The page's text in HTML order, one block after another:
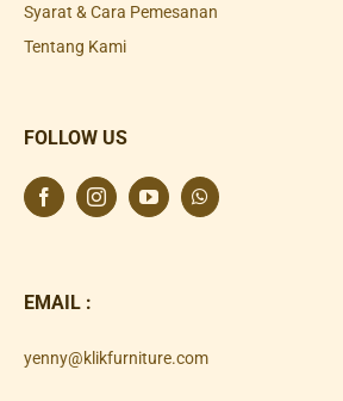
Syarat & Cara Pemesanan
Tentang Kami
FOLLOW US
EMAIL :
yenny@klikfurniture.com